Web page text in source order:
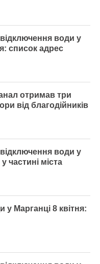
води у
список адрес
отримав три
від благодійників
води у
частині міста
у Марганці 8 квітня: